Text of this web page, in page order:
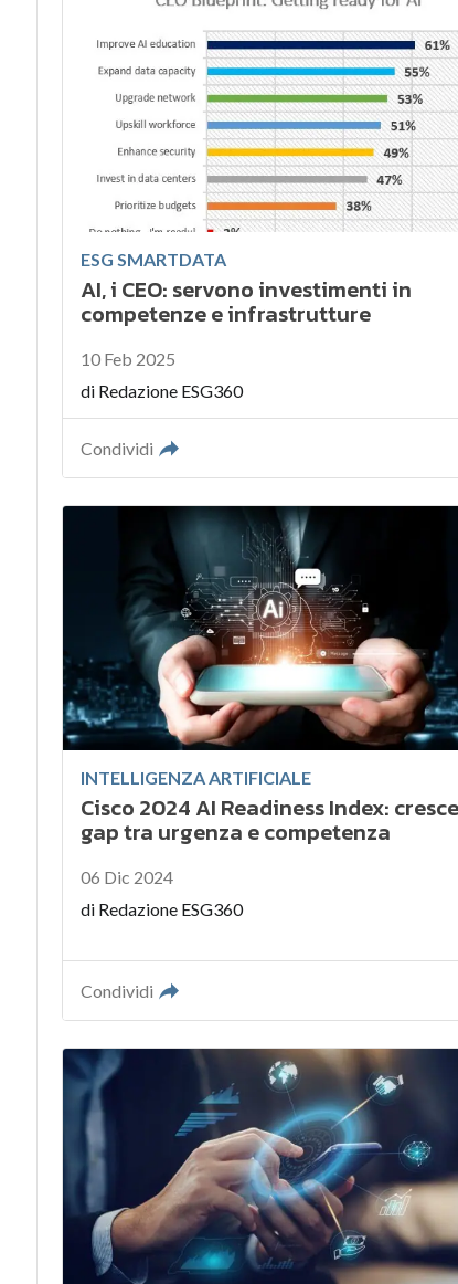
ESG SMARTDATA
AI, i CEO: servono investimenti in
competenze e infrastrutture
10 Feb 2025
di Redazione ESG360
Condividi
INTELLIGENZA ARTIFICIALE
Cisco 2024 AI Readiness Index:
gap tra urgenza e competenza
06 Dic 2024
di Redazione ESG360
Condividi